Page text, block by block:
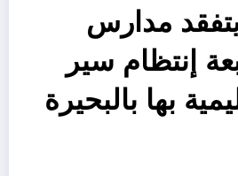
مدارس
إنتظام سير
بها بالبحيرة